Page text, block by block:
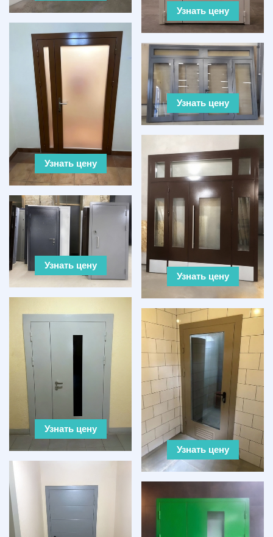
Узнать цену
Узнать цену
Узнать цену
Узнать цену
Узнать цену
Узнать цену
Узнать цену